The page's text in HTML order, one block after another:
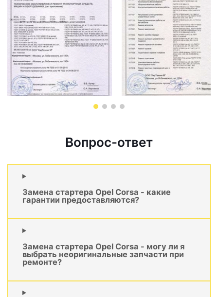
Вопрос-ответ
Замена стартера Opel Corsa - какие
гарантии предоставляются?
Замена стартера Opel Corsa - могу ли я
выбрать неоригинальные запчасти при
ремонте?